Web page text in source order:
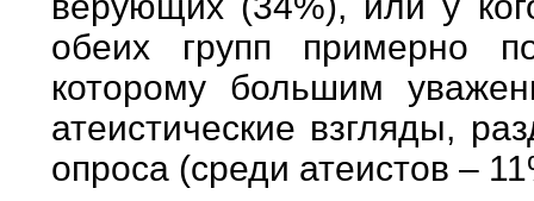
обеих групп примерно
которому большим
атеистические взгляды,
опроса (среди атеистов –